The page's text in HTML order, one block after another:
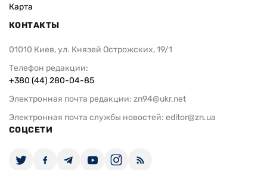
Карта
КОНТАКТЫ
01010 Киев, ул. Князей Острожских, 19/1
Телефон редакции:
+380 (44) 280-04-85
Электронная почта редакции: zn94@ukr.net
Электронная почта службы новостей: editor@zn.ua
СОЦСЕТИ